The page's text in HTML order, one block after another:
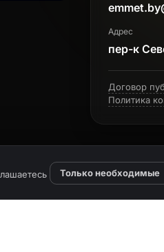
Адрес
пер-к
Договор
Политика
защищены 2026г.
Только необходимые